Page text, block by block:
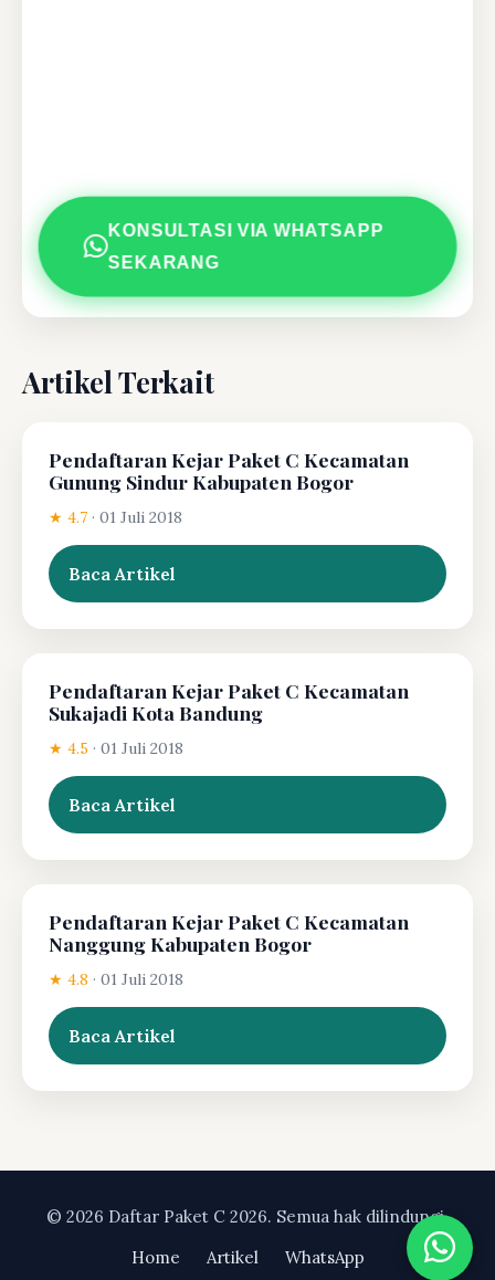
KONSULTASI VIA WHATSAPP
SEKARANG
Artikel Terkait
Pendaftaran Kejar Paket C Kecamatan
Gunung Sindur Kabupaten Bogor
★ 4.7 · 01 Juli 2018
Baca Artikel
Pendaftaran Kejar Paket C Kecamatan
Sukajadi Kota Bandung
★ 4.5 · 01 Juli 2018
Baca Artikel
Pendaftaran Kejar Paket C Kecamatan
Nanggung Kabupaten Bogor
★ 4.8 · 01 Juli 2018
Baca Artikel
© 2026 Daftar Paket C 2026. Semua hak dilindungi.
Home
Artikel WhatsApp